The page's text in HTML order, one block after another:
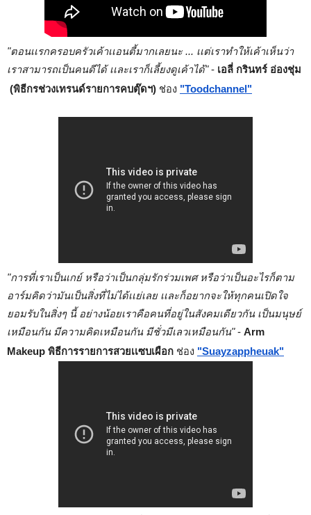
"ตอนเเรกครอบครัวเค้าเเอนตี้มากเลยนะ ... เเต่เราทำให้เค้าเห็นว่า
เราสามารถเป็นคนดีได้ เเละเราก็เลี้ยงดูเค้าได้" - เอลี่ กรินทร์ อ่องชุ่ม
(พิธีกรช่วงเทรนด์รายการคบตุ๊ดฯ) ช่อง "Toodchannel"
"การที่เราเป็นเกย์ หรือว่าเป็นกลุ่มรักร่วมเพศ หรือว่าเป็นอะไรก็ตาม
อาร์มคิดว่ามันเป็นสิ่งที่ไม่ได้เเย่เลย เเละก็อยากจะให้ทุกคนเปิดใจ
ยอมรับในสิ่งๆ นี้ อย่างน้อยเราคือคนที่อยู่ในสังคมเดียวกัน เป็นมนุษย์
เหมือนกัน มีความคิดเหมือนกัน มีชั่วมีเลวเหมือนกัน" - Arm
Makeup พิธีการรายการสวยเเซบเผือก ช่อง "Suayzappheuak"